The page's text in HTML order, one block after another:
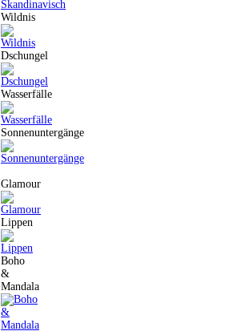
Wildnis
Dschungel
Wasserfälle
Sonnenuntergänge
Glamour
Lippen
Boho
&
Mandala